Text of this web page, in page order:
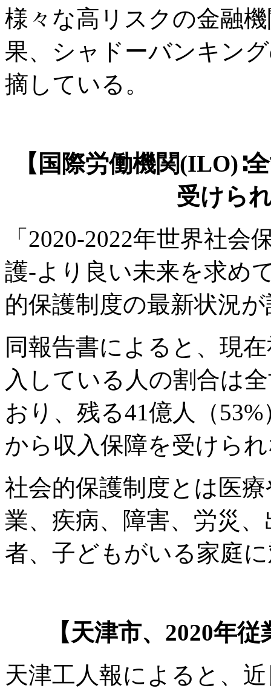
様々な高リスクの金融
果、シャドーバンキン
摘している。
【国際労働機関(ILO)∶
受けら
「2020-2022年世界社
護-より良い未来を求め
的保護制度の最新状況
同報告書によると、現
入している人の割合は
おり、残る41億人（
から収入保障を受けら
社会的保護制度とは医
業、疾病、障害、労災
者、子どもがいる家庭
【天津市、2020年
天津工人報によると、